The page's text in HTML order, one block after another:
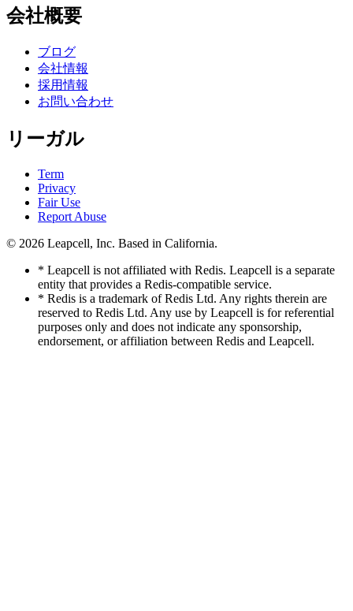
会社概要
ブログ
会社情報
採用情報
お問い合わせ
リーガル
Term
Privacy
Fair Use
Report Abuse
© 2026 Leapcell, Inc. Based in California.
* Leapcell is not affiliated with Redis. Leapcell is a separate
entity that provides a Redis-compatible service.
* Redis is a trademark of Redis Ltd. Any rights therein are
reserved to Redis Ltd. Any use by Leapcell is for referential
purposes only and does not indicate any sponsorship,
endorsement, or affiliation between Redis and Leapcell.